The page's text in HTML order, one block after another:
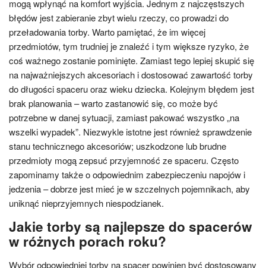
mogą wpłynąć na komfort wyjścia. Jednym z najczęstszych
błędów jest zabieranie zbyt wielu rzeczy, co prowadzi do
przeładowania torby. Warto pamiętać, że im więcej
przedmiotów, tym trudniej je znaleźć i tym większe ryzyko, że
coś ważnego zostanie pominięte. Zamiast tego lepiej skupić się
na najważniejszych akcesoriach i dostosować zawartość torby
do długości spaceru oraz wieku dziecka. Kolejnym błędem jest
brak planowania – warto zastanowić się, co może być
potrzebne w danej sytuacji, zamiast pakować wszystko „na
wszelki wypadek”. Niezwykle istotne jest również sprawdzenie
stanu technicznego akcesoriów; uszkodzone lub brudne
przedmioty mogą zepsuć przyjemność ze spaceru. Często
zapominamy także o odpowiednim zabezpieczeniu napojów i
jedzenia – dobrze jest mieć je w szczelnych pojemnikach, aby
uniknąć nieprzyjemnych niespodzianek.
Jakie torby są najlepsze do spacerów
w różnych porach roku?
Wybór odpowiedniej torby na spacer powinien być dostosowany